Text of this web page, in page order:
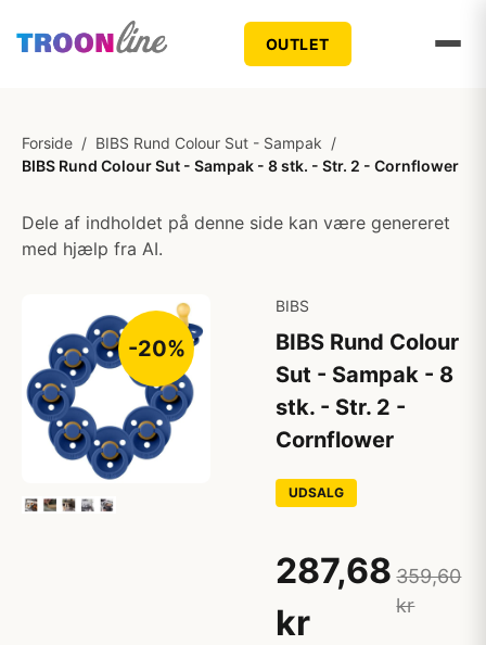
OUTLET
Forside / BIBS Rund Colour Sut - Sampak /
BIBS Rund Colour Sut - Sampak - 8 stk. - Str. 2 - Cornflower
Dele af indholdet på denne side kan være genereret
med hjælp fra AI.
-20%
BIBS
BIBS Rund Colour
Sut - Sampak - 8
stk. - Str. 2 -
Cornflower
UDSALG
287,68
kr
359,60
kr